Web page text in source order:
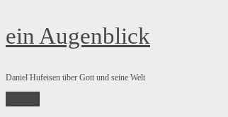
Zum
Inhalt
ein Augenblick
Daniel Hufeisen über Gott und seine Welt